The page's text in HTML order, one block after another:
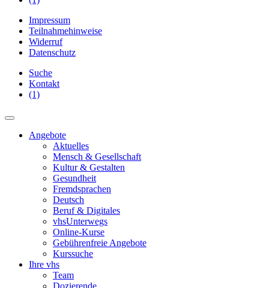
Impressum
Teilnahmehinweise
Widerruf
Datenschutz
Suche
Kontakt
(1)
Angebote
Aktuelles
Mensch & Gesellschaft
Kultur & Gestalten
Gesundheit
Fremdsprachen
Deutsch
Beruf & Digitales
vhsUnterwegs
Online-Kurse
Gebührenfreie Angebote
Kurssuche
Ihre vhs
Team
Dozierende